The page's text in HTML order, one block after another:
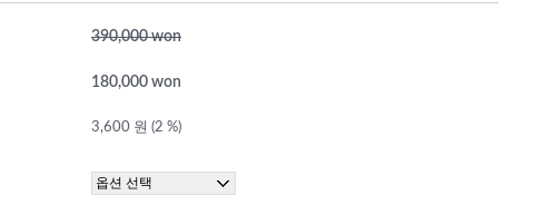
390,000 won
180,000 won
3,600 원 (2 %)